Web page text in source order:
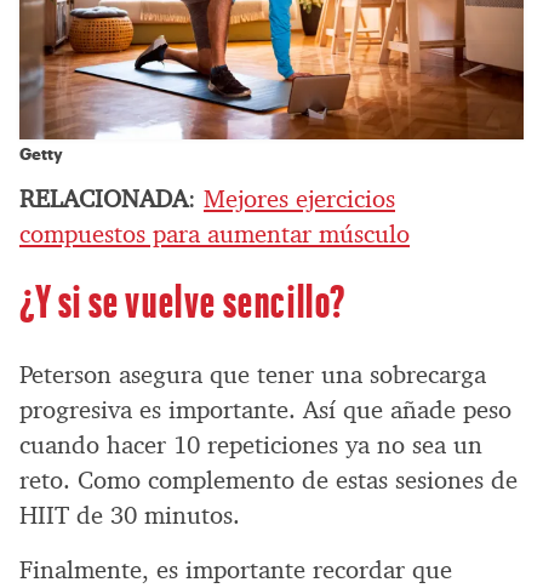
Getty
RELACIONADA: Mejores ejercicios
compuestos para aumentar músculo
¿Y si se vuelve sencillo?
Peterson asegura que tener una sobrecarga
progresiva es importante. Así que añade peso
cuando hacer 10 repeticiones ya no sea un
reto. Como complemento de estas sesiones de
HIIT de 30 minutos.
Finalmente, es importante recordar que